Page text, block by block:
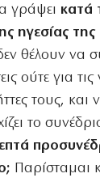
γράψει κατά
ηγεσίας
θέλουν να
ούτε για
τους, και
το
Παρίσταμαι